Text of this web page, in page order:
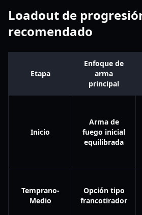
Loadout de
recomendado
Etapa
Enfoque de
arma
principal
Inicio
Arma de
fuego inicial
equilibrada
Temprano-
Medio
Opción tipo
francotirador